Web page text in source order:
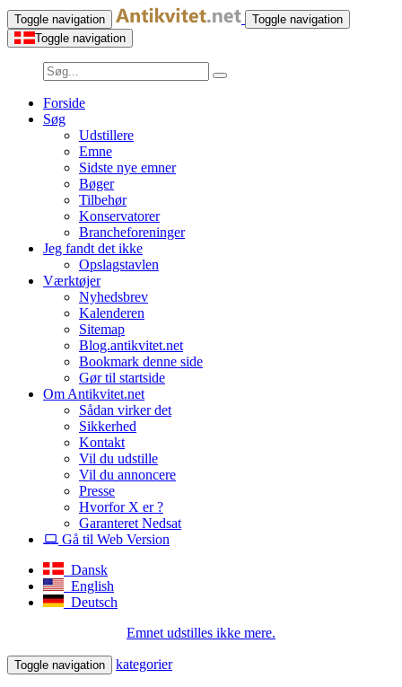
Toggle navigation
Toggle navigation
Toggle navigation
Forside
Søg
Udstillere
Emne
Sidste nye emner
Bøger
Tilbehør
Konservatorer
Brancheforeninger
Jeg fandt det ikke
Opslagstavlen
Værktøjer
Nyhedsbrev
Kalenderen
Sitemap
Blog.antikvitet.net
Bookmark denne side
Gør til startside
Om Antikvitet.net
Sådan virker det
Sikkerhed
Kontakt
Vil du udstille
Vil du annoncere
Presse
Hvorfor X er ?
Garanteret Nedsat
Gå til Web Version
Dansk
English
Deutsch
Emnet udstilles ikke mere.
Toggle navigation kategorier